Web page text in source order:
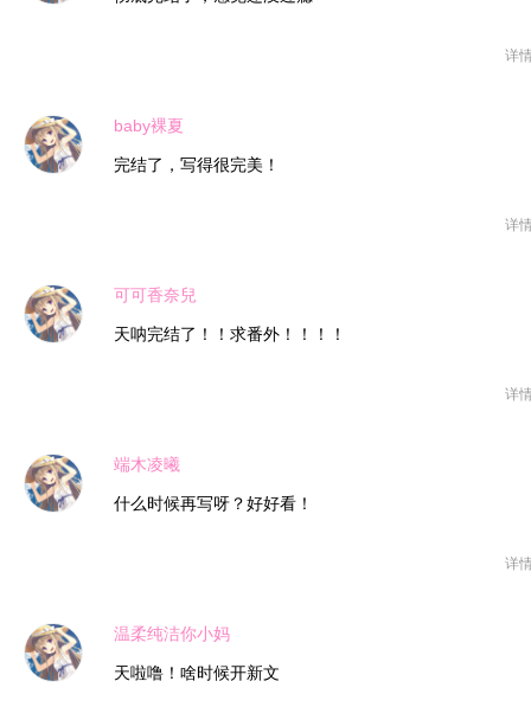
详
baby裸夏
完结了，写得很完美！
详
可可香奈兒
天呐完结了！！求番外！！！！
详
端木凌曦
什么时候再写呀？好好看！
详
温柔纯洁你小妈
天啦噜！啥时候开新文